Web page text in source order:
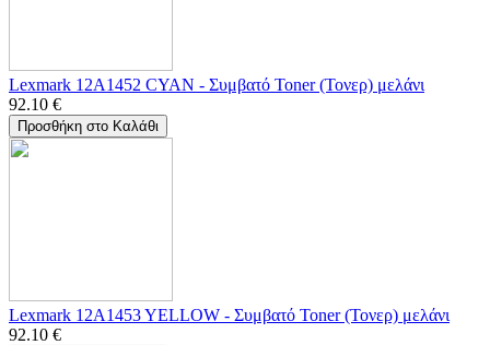
Lexmark 12A1452 CYAN - Συμβατό Toner (Τονερ) μελάνι
92.10 €
Προσθήκη στο Καλάθι
Lexmark 12A1453 YELLOW - Συμβατό Toner (Τονερ) μελάνι
92.10 €